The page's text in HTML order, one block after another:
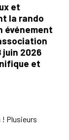
et
la rando
événement
juin 2026
et
! Plusieurs